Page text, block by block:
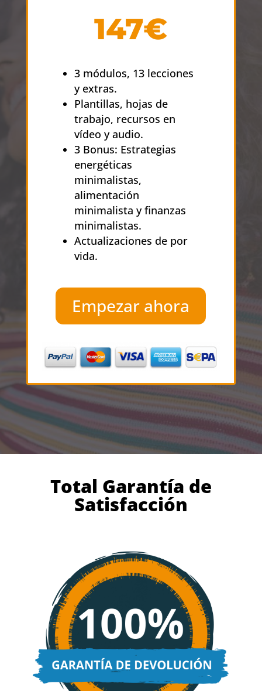
147€
3 módulos, 13 lecciones
y extras.
Plantillas, hojas de
trabajo, recursos en
vídeo y audio.
3 Bonus: Estrategias
energéticas
minimalistas,
alimentación
minimalista y finanzas
minimalistas.
Actualizaciones de por
vida.
Empezar ahora
Total Garantía de
Satisfacción